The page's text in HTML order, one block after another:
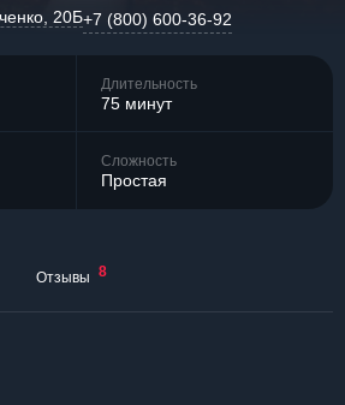
20Б+7 (800) 600-36-92
Длительность
75 минут
Сложность
Простая
Отзывы 8